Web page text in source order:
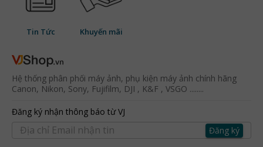
Tin Tức Khuyến mãi
Hệ thống phân phối máy ảnh, phụ kiện máy ảnh chính hãng
Canon, Nikon, Sony, Fujifilm, DJI , K&F , VSGO ........
Đăng ký nhận thông báo từ VJ
Đăng ký